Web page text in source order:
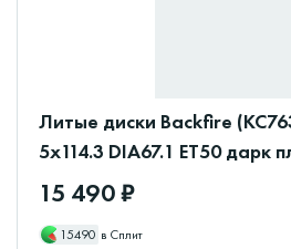
Литые диски Backfire
5x114.3 DIA67.1 ET50 дарк
15 490 ₽
15490 в Сплит